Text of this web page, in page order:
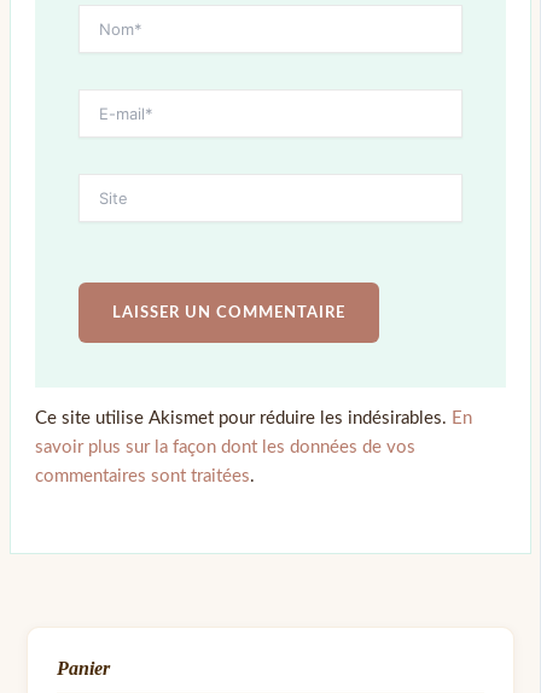
Ce site utilise Akismet pour réduire les indésirables. En
savoir plus sur la façon dont les données de vos
commentaires sont traitées.
Panier